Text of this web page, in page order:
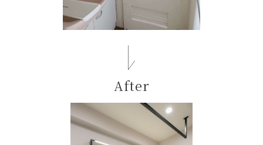
After